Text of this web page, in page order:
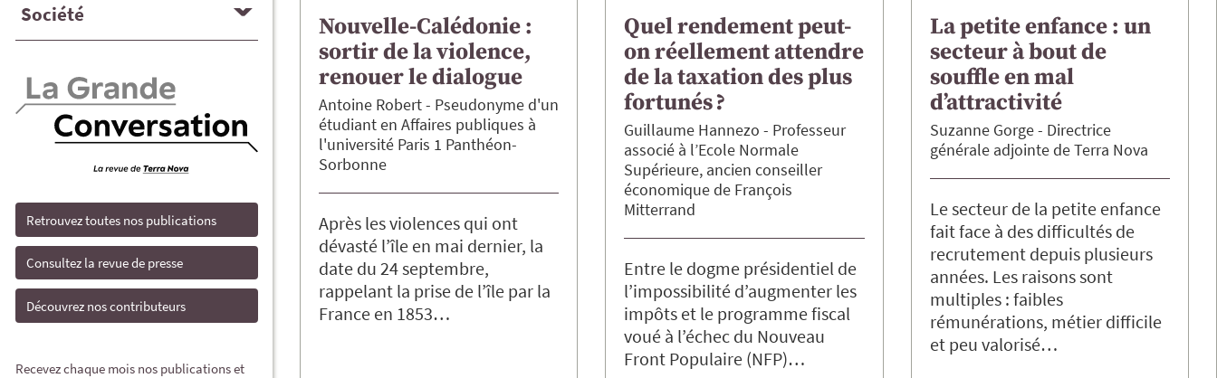
Société
Retrouvez toutes nos publications
Consultez la revue de presse
Découvrez nos contributeurs
Recevez chaque mois nos publications et
Nouvelle-Calédonie :
sortir de la violence,
renouer le dialogue
Antoine Robert
Pseudonyme d'un
étudiant en Affaires publiques à
l'université Paris 1 Panthéon-
Sorbonne
Après les violences qui ont
dévasté l’île en mai dernier, la
date du 24 septembre,
rappelant la prise de l’île par la
France en 1853…
Quel rendement peut-
on réellement attendre
de la taxation des plus
fortunés ?
Guillaume Hannezo
Professeur
associé à l’Ecole Normale
Supérieure, ancien conseiller
économique de François
Mitterrand
Entre le dogme présidentiel de
l’impossibilité d’augmenter les
impôts et le programme fiscal
voué à l’échec du Nouveau
Front Populaire (NFP)…
La petite enfance : un
secteur à bout de
souffle en mal
d’attractivité
Suzanne Gorge
Directrice
générale adjointe de Terra Nova
Le secteur de la petite enfance
fait face à des difficultés de
recrutement depuis plusieurs
années. Les raisons sont
multiples : faibles
rémunérations, métier difficile
et peu valorisé…